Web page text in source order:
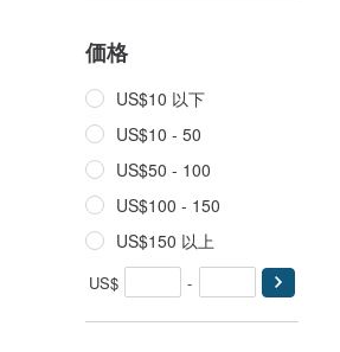
価格
US$10 以下
US$10 - 50
US$50 - 100
US$100 - 150
US$150 以上
US$ -